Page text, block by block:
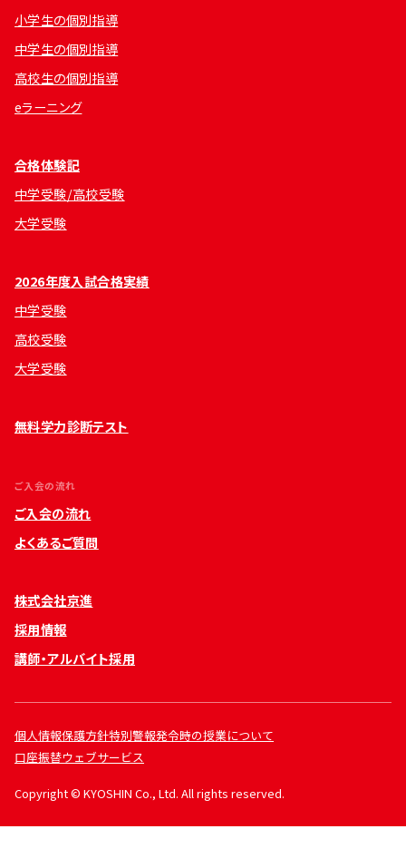
小学生の個別指導
中学生の個別指導
高校生の個別指導
eラーニング
合格体験記
中学受験/高校受験
大学受験
2026年度入試合格実績
中学受験
高校受験
大学受験
無料学力診断テスト
ご入会の流れ
ご入会の流れ
よくあるご質問
株式会社京進
採用情報
講師・アルバイト採用
個人情報保護方針特別警報発令時の授業について
口座振替ウェブサービス
Copyright © KYOSHIN Co., Ltd. All rights reserved.